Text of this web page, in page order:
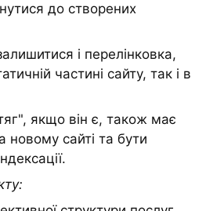
до створених
і перелінковка,
частині сайту, так і в
якщо він є, також має
новому сайті та бути